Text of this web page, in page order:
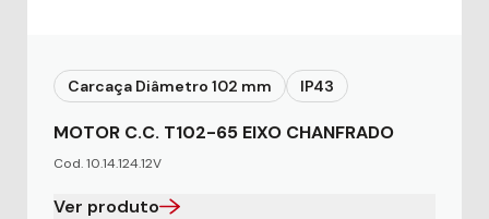
Carcaça Diâmetro 102 mm IP43
MOTOR C.C. T102-65 EIXO CHANFRADO
Cod. 10.14.124.12V
Ver produto